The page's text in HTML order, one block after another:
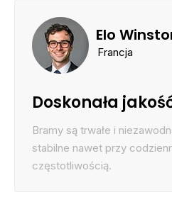
Elo
Francja
Doskonała
Bramy są trwałe i
stabilne nawet przy
częstotliwością.